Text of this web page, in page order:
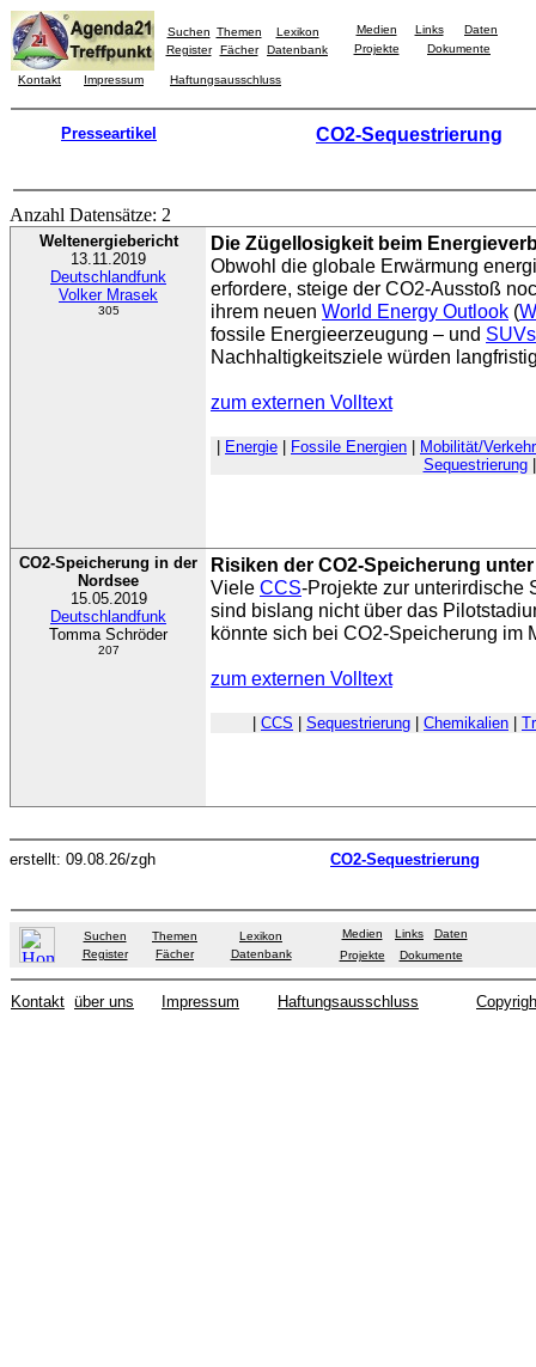
Suchen Themen
Lexikon
Register
Fächer Datenbank
Medien Links
Daten
Projekte
Dokumente
Kontakt Impressum Haftungsausschluss
Presseartikel CO2-Sequestrierung
Anzahl Datensätze: 2
Weltenergiebericht
13.11.2019
Deutschlandfunk
Volker Mrasek
305
Die Zügellosigkeit beim
Obwohl die globale Erwärmung
erfordere, steige der CO2-Ausstoß
ihrem neuen World Energy Outlook (
fossile Energieerzeugung – und SUVs
Nachhaltigkeitsziele würden
zum externen Volltext
Energie Fossile Energien
Mobilität/Verkehr
Sequestrierung
CO2-Speicherung in der
Nordsee
15.05.2019
Deutschlandfunk
Tomma Schröder
207
Risiken der CO2-Speicherung
Viele CCS-Projekte zur unterirdische
sind bislang nicht über das
könnte sich bei CO2-Speicherung im
zum externen Volltext
CCS Sequestrierung Chemikalien
erstellt: 09.08.26/zgh CO2-Sequestrierung
Suchen Themen
Lexikon
Register
Fächer Datenbank
Medien Links
Daten
Projekte
Dokumente
Kontakt über uns Impressum Haftungsausschluss